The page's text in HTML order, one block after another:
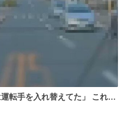
転手を入れ替えてた」 これ実
。 ドラレコ無かったら完全に